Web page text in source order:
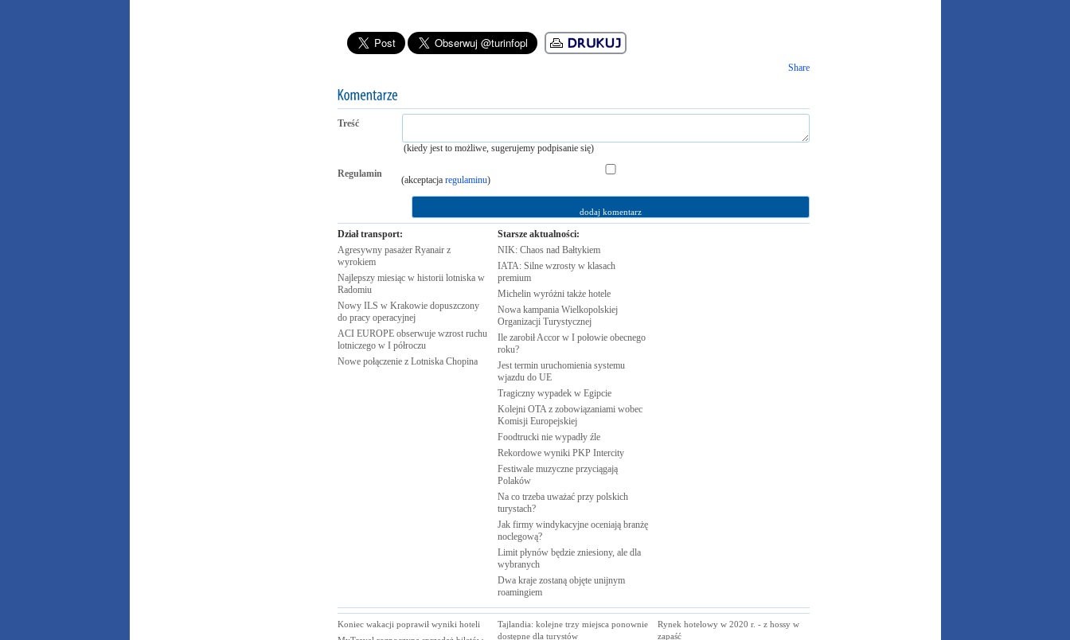
Share
Treść
(kiedy jest to możliwe, sugerujemy podpisanie się)
Regulamin
(akceptacja regulaminu)
Dział transport:
Agresywny pasażer Ryanair z
wyrokiem
Najlepszy miesiąc w historii lotniska w
Radomiu
Nowy ILS w Krakowie dopuszczony
do pracy operacyjnej
ACI EUROPE obserwuje wzrost ruchu
lotniczego w I półroczu
Nowe połączenie z Lotniska Chopina
Starsze aktualności:
NIK: Chaos nad Bałtykiem
IATA: Silne wzrosty w klasach
premium
Michelin wyróżni także hotele
Nowa kampania Wielkopolskiej
Organizacji Turystycznej
Ile zarobił Accor w I połowie obecnego
roku?
Jest termin uruchomienia systemu
wjazdu do UE
Tragiczny wypadek w Egipcie
Kolejni OTA z zobowiązaniami wobec
Komisji Europejskiej
Foodtrucki nie wypadły źle
Rekordowe wyniki PKP Intercity
Festiwale muzyczne przyciągają
Polaków
Na co trzeba uważać przy polskich
turystach?
Jak firmy windykacyjne oceniają branżę
noclegową?
Limit płynów będzie zniesiony, ale dla
wybranych
Dwa kraje zostaną objęte unijnym
roamingiem
Koniec wakacji poprawił wyniki hoteli
Tajlandia: kolejne trzy miejsca ponownie
dostępne dla turystów
Rynek hotelowy w 2020 r. - z hossy w
zapaść